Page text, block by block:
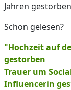
Jahren
Schon gelesen?
"Hochzeit auf
gestorben
Trauer um
Influencerin